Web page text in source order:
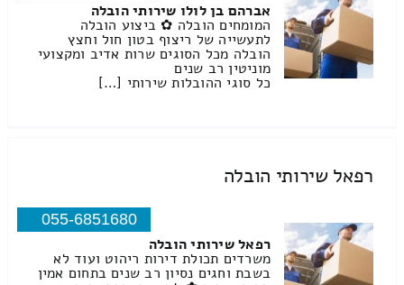
אברהם בן לולו שירותי הובלה
המומחים הובלה ✿ ביצוע הובלה
לתעשייה של ריצוף בטון חול וחצץ
הובלה מכל הסוגים שרות אדיב ומקצועי
מוניטין רב שנים
כל סוגי ההובלות שירותי […]
רפאל שירותי הובלה
055-6851680
רפאל שירותי הובלה
משרדים תכולת דירות ריהוט ועוד לא
בשבת וחגים נסיון רב שנים בתחום אמין